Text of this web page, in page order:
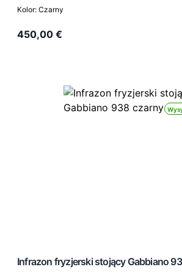
Kolor: Czarny
450,00 €
Infrazon fryzjerski stojący Gabbiano